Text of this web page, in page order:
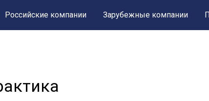
Российские компании Зарубежные компании